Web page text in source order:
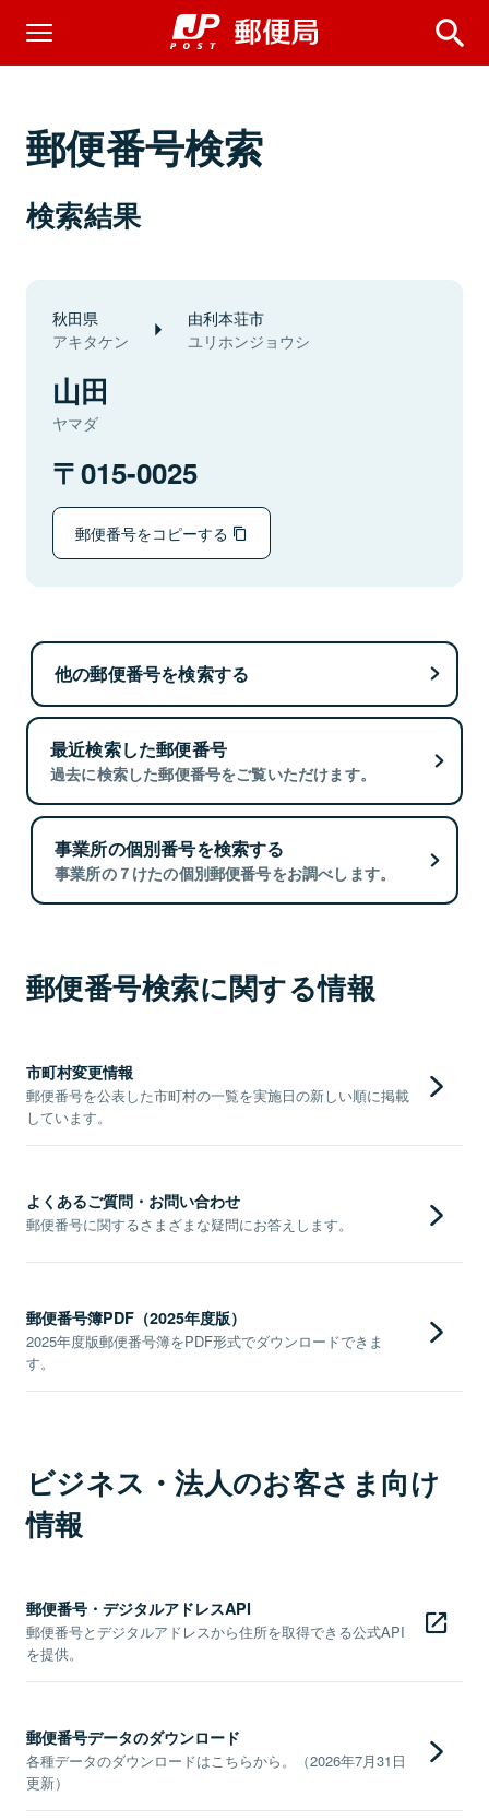
郵便番号検索
検索結果
秋田県
アキタケン
由利本荘市
ユリホンジョウシ
山田
ヤマダ
015-0025
郵便番号をコピーする
他の郵便番号を検索する
最近検索した郵便番号
過去に検索した郵便番号をご覧いただけます。
事業所の個別番号を検索する
事業所の７けたの個別郵便番号をお調べします。
郵便番号検索に関する情報
市町村変更情報
郵便番号を公表した市町村の一覧を実施日の新しい順に掲載
しています。
よくあるご質問・お問い合わせ
郵便番号に関するさまざまな疑問にお答えします。
郵便番号簿PDF（2025年度版）
2025年度版郵便番号簿をPDF形式でダウンロードできま
す。
ビジネス・法人のお客さま向け
情報
郵便番号・デジタルアドレスAPI
郵便番号とデジタルアドレスから住所を取得できる公式API
を提供。
郵便番号データのダウンロード
各種データのダウンロードはこちらから。（2026年7月31日
更新）